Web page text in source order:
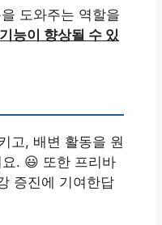
도와주는 역할을
능이 향상될 수 있
고, 배변 활동을 원
. 😃 또한 프리바
증진에 기여한답